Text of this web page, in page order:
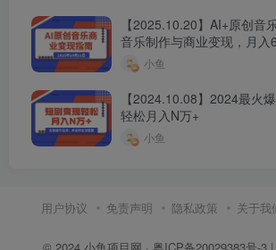
【2025.10.20】AI+原创音
音乐制作与商业变现，月入
益
小鱼
【2024.10.08】2024最火
轻松月入N万+
小鱼
用户协议 免责声明 隐私政策 关于我